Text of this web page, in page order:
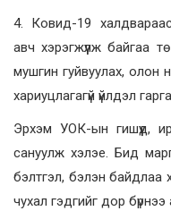
4. Ковид-19
авч хэрэгжүүлж байгаа
мушгин гуйвуулах, олон
хариуцлагагүй үйлдэл
Эрхэм УОК-ын гишүүд,
сануулж хэлэе. Бид
бэлтгэл, бэлэн байдлаа
чухал гэдгийг дор